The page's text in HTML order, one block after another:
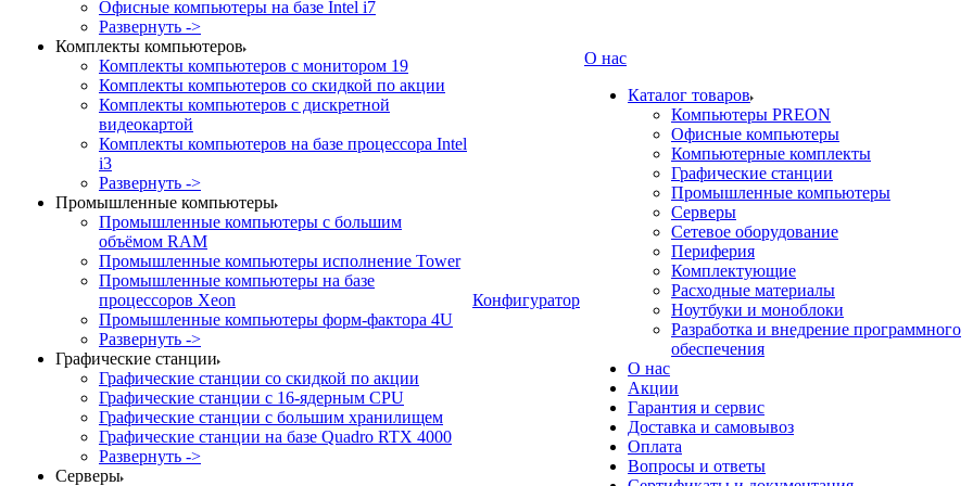
Офисные компьютеры на базе Intel i7
Развернуть ->
Комплекты компьютеров
Комплекты компьютеров с монитором 19
Комплекты компьютеров со скидкой по акции
Комплекты компьютеров с дискретной
видеокартой
Комплекты компьютеров на базе процессора Intel
i3
Развернуть ->
Промышленные компьютеры
Промышленные компьютеры с большим
объёмом RAM
Промышленные компьютеры исполнение Tower
Промышленные компьютеры на базе
процессоров Xeon
Промышленные компьютеры форм-фактора 4U
Развернуть ->
Графические станции
Графические станции со скидкой по акции
Графические станции с 16-ядерным CPU
Графические станции с большим хранилищем
Графические станции на базе Quadro RTX 4000
Развернуть ->
Серверы
Конфигуратор
О нас
Каталог товаров
Компьютеры PREON
Офисные компьютеры
Компьютерные комплекты
Графические станции
Промышленные компьютеры
Серверы
Сетевое оборудование
Периферия
Комплектующие
Расходные материалы
Ноутбуки и моноблоки
Разработка и внедрение программного
обеспечения
О нас
Акции
Гарантия и сервис
Доставка и самовывоз
Оплата
Вопросы и ответы